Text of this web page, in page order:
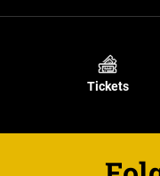
Tickets